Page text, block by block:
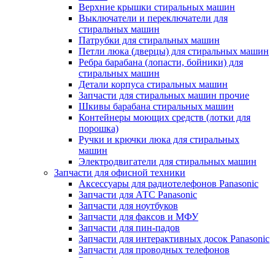
Верхние крышки стиральных машин
Выключатели и переключатели для
стиральных машин
Патрубки для стиральных машин
Петли люка (дверцы) для стиральных машин
Ребра барабана (лопасти, бойники) для
стиральных машин
Детали корпуса стиральных машин
Запчасти для стиральных машин прочие
Шкивы барабана стиральных машин
Контейнеры моющих средств (лотки для
порошка)
Ручки и крючки люка для стиральных
машин
Электродвигатели для стиральных машин
Запчасти для офисной техники
Аксессуары для радиотелефонов Panasonic
Запчасти для АТС Panasonic
Запчасти для ноутбуков
Запчасти для факсов и МФУ
Запчасти для пин-падов
Запчасти для интерактивных досок Panasonic
Запчасти для проводных телефонов